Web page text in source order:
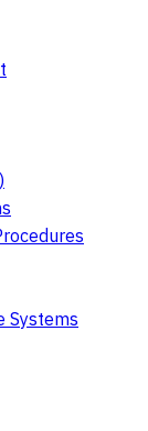
Systems